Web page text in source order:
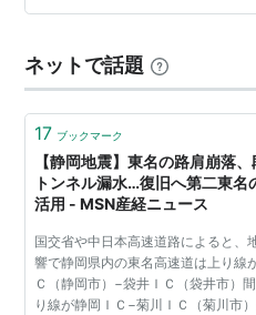
いやらの思いで、 汗だくの
緑が鮮やか！ ▲お気に入り
カンゾウ。憂い…
ネットで話題
17 ブックマーク
【静岡地震】東名の路肩崩落、
トンネル漏水…復旧へ第二東名
活用 - MSN産経ニュース
国交省や中日本高速道路によると、
響で静岡県内の東名高速道は上り線
Ｃ（静岡市）−袋井ＩＣ（袋井市）
り線が静岡ＩＣ−菊川ＩＣ（菊川市